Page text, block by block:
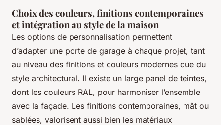
Choix des couleurs, finitions contemporaines
et intégration au style de la maison
Les options de personnalisation permettent
d’adapter une porte de garage à chaque projet, tant
au niveau des finitions et couleurs modernes que du
style architectural. Il existe un large panel de teintes,
dont les couleurs RAL, pour harmoniser l’ensemble
avec la façade. Les finitions contemporaines, mât ou
sablées, valorisent aussi bien les matériaux